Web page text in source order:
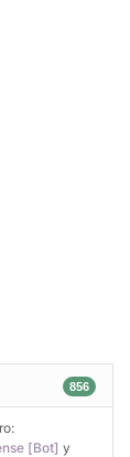
856
[Bot] y